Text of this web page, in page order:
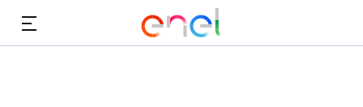
Cardápio